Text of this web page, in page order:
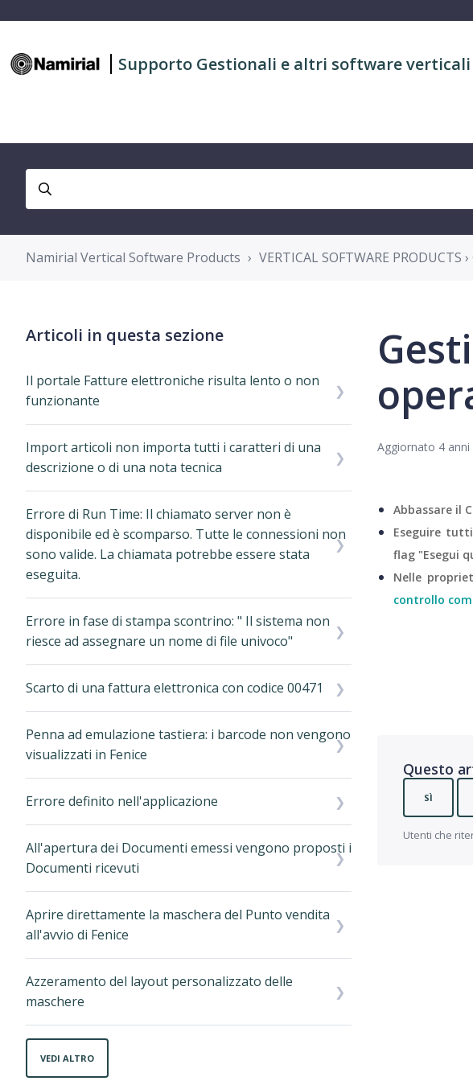
Supporto Gestionali e altri software verticali
Namirial Vertical Software Products VERTICAL SOFTWARE PRODUCTS
Articoli in questa sezione
Il portale Fatture elettroniche risulta lento o non
funzionante
Import articoli non importa tutti i caratteri di una
descrizione o di una nota tecnica
Errore di Run Time: Il chiamato server non è
disponibile ed è scomparso. Tutte le connessioni non
sono valide. La chiamata potrebbe essere stata
eseguita.
Errore in fase di stampa scontrino: " Il sistema non
riesce ad assegnare un nome di file univoco"
Scarto di una fattura elettronica con codice 00471
Penna ad emulazione tastiera: i barcode non vengono
visualizzati in Fenice
Errore definito nell'applicazione
All'apertura dei Documenti emessi vengono proposti i
Documenti ricevuti
Aprire direttamente la maschera del Punto vendita
all'avvio di Fenice
Azzeramento del layout personalizzato delle
maschere
VEDI ALTRO
Aggiornato 4 anni
Abbassare il
Eseguire
flag "Esegui
Nelle
controllo
Questo
SÌ
Utenti che